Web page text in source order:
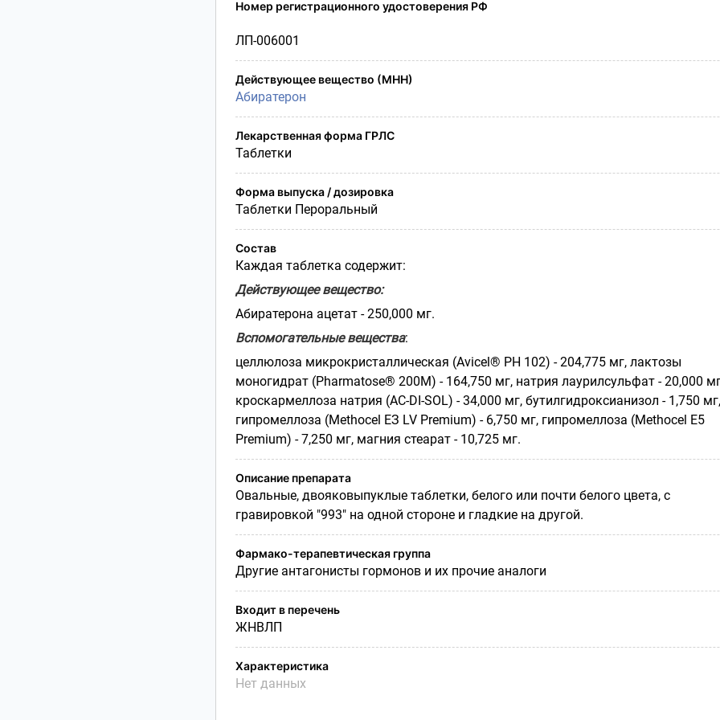
Номер регистрационного удостоверения РФ
ЛП-006001
Действующее вещество (МНН)
Абиратерон
Лекарственная форма ГРЛС
Таблетки
Форма выпуска / дозировка
Таблетки Пероральный
Состав
Каждая таблетка содержит:
Действующее вещество:
Абиратерона ацетат - 250,000 мг.
Вспомогательные вещества:
целлюлоза микрокристаллическая (Avicel® PH 102) - 204,775 мг, лактозы
моногидрат (Pharmatose® 200М) - 164,750 мг, натрия лаурилсульфат - 20,000
кроскармеллоза натрия (AC-DI-SOL) - 34,000 мг, бутилгидроксианизол - 1,750 мг,
гипромеллоза (Methocel ЕЗ LV Premium) - 6,750 мг, гипромеллоза (Methocel Е5
Premium) - 7,250 мг, магния стеарат - 10,725 мг.
Описание препарата
Овальные, двояковыпуклые таблетки, белого или почти белого цвета, с
гравировкой "993" на одной стороне и гладкие на другой.
Фармако-терапевтическая группа
Другие антагонисты гормонов и их прочие аналоги
Входит в перечень
ЖНВЛП
Характеристика
Нет данных